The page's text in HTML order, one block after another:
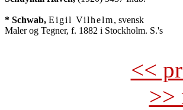
* Schwab, Eigil Vilhelm, svensk
Maler og Tegner, f. 1882 i Stockholm. S.'s
<<
>>